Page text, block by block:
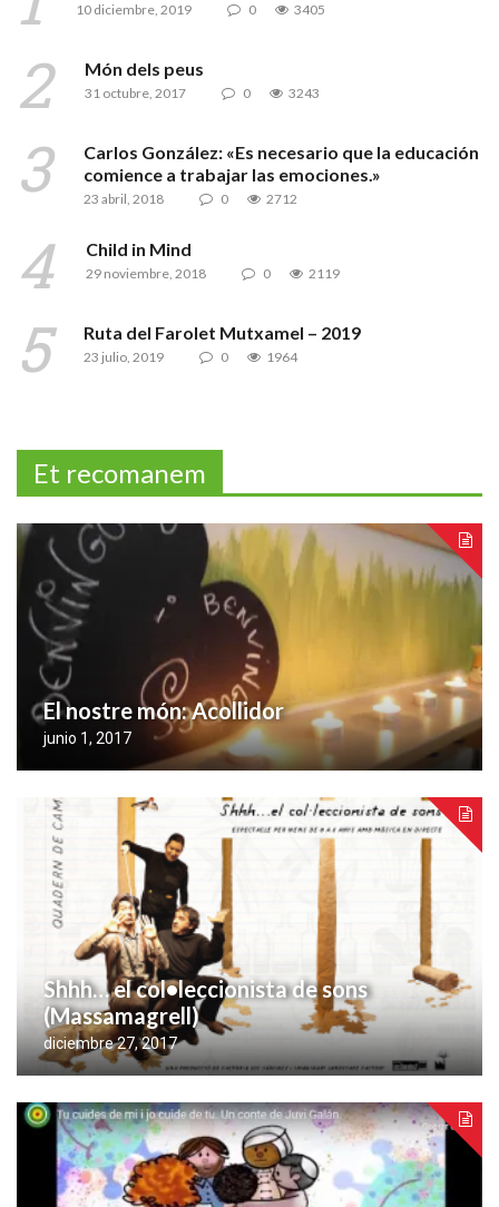
10 diciembre, 2019 0 3405
Món dels peus
31 octubre, 2017 0 3243
Carlos González: «Es necesario que la educación
comience a trabajar las emociones.»
23 abril, 2018 0 2712
Child in Mind
29 noviembre, 2018 0 2119
Ruta del Farolet Mutxamel – 2019
23 julio, 2019 0 1964
Et recomanem
El nostre món: Acollidor
junio 1, 2017
Shhh… el col•leccionista de sons
(Massamagrell)
diciembre 27, 2017